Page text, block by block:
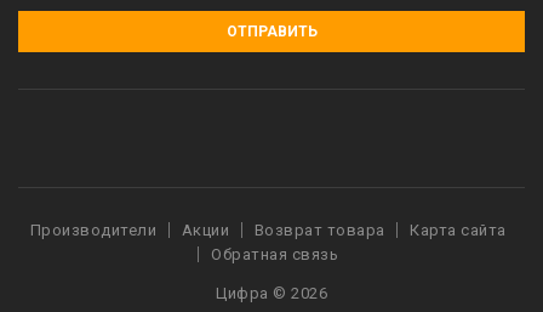
ОТПРАВИТЬ
Производители Акции Возврат товара
Карта сайта
Обратная связь
Цифра © 2026